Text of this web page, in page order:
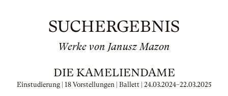
SUCHERGEBNIS
Werke von Janusz Mazon
DIE KAMELIENDAME
Einstudierung | 18 Vorstellungen | Ballett | 24.03.2024–22.03.2025